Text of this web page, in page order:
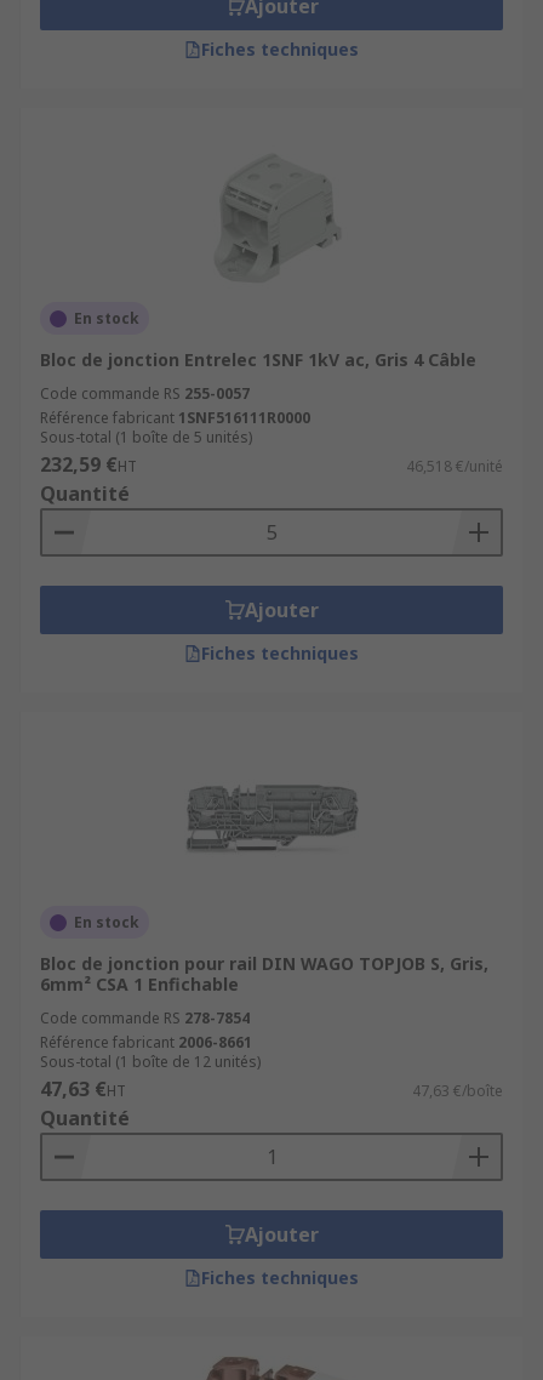
rails, consultez notre guide dédié aux
Ajouter
Fiches techniques
En stock
Bloc de jonction Entrelec 1SNF 1kV ac, Gris 4 Câble
Code commande RS 255-0057
Référence fabricant 1SNF516111R0000
Sous-total (1 boîte de 5 unités)
232,59 €HT 46,518 €/unité
Quantité
Ajouter
Fiches techniques
En stock
Bloc de jonction pour rail DIN WAGO TOPJOB S, Gris,
6mm² CSA 1 Enfichable
Code commande RS 278-7854
Référence fabricant 2006-8661
Sous-total (1 boîte de 12 unités)
47,63 €HT 47,63 €/boîte
Quantité
Ajouter
Fiches techniques